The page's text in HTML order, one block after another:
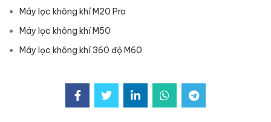
Máy lọc không khí M20 Pro
Máy lọc không khí M50
Máy lọc không khí 360 độ M60